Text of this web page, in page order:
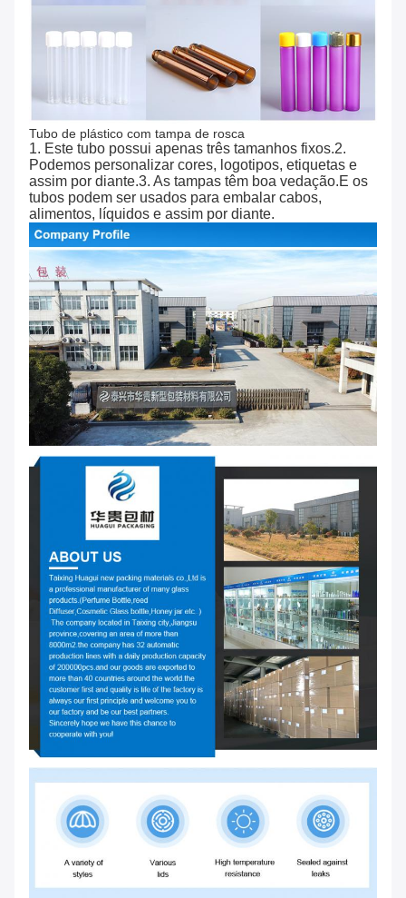
Tubo de plástico com tampa de rosca
1. Este tubo possui apenas três tamanhos fixos.2.
Podemos personalizar cores, logotipos, etiquetas e
assim por diante.3. As tampas têm boa vedação.E os
tubos podem ser usados ​​para embalar cabos,
alimentos, líquidos e assim por diante.